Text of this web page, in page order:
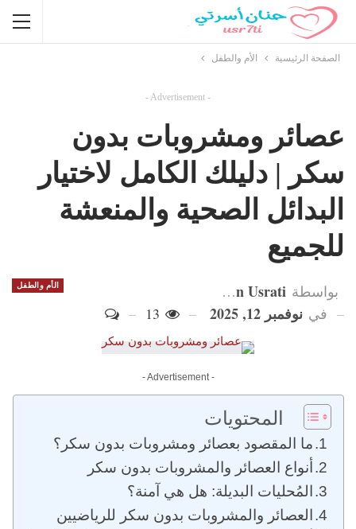
الصفحة الرئيسية الأم والطفل
- Advertisement -
عصائر ومشروبات بدون
سكر | دليلك الكامل لاختيار
البدائل الصحية والمنعشة
للجميع
الأم والطفل بواسطة Hanan Usrati
في نوفمبر 12, 2025
- Advertisement -
المحتويات
ما المقصود بعصائر ومشروبات بدون سكر؟
أنواع العصائر والمشروبات بدون سكر
المُحليات البديلة: هل هي آمنة؟
العصائر والمشروبات بدون سكر للرياضيين